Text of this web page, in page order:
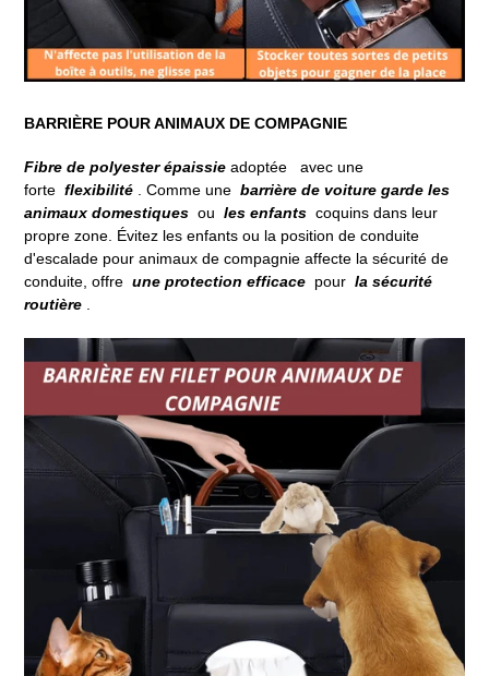
BARRIÈRE POUR ANIMAUX DE COMPAGNIE
Fibre de polyester épaissie adoptée
avec une
forte flexibilité Comme une barrière de voiture garde les
animaux domestiques ou les enfants coquins dans leur
propre zone. Évitez les enfants ou la position de conduite
d'escalade pour animaux de compagnie affecte la sécurité de
conduite, offre une protection efficace pour la sécurité
routière